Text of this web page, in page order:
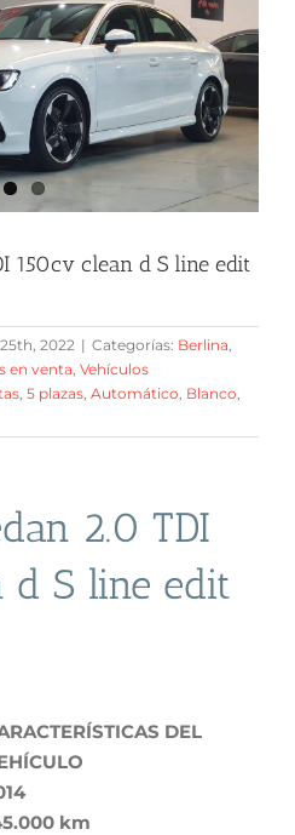
150cv clean d S line edit
2022 | Categorías: Berlina,
en venta, Vehículos
, 5 plazas, Automático, Blanco,
2.0 TDI
d S line edit
DEL
km